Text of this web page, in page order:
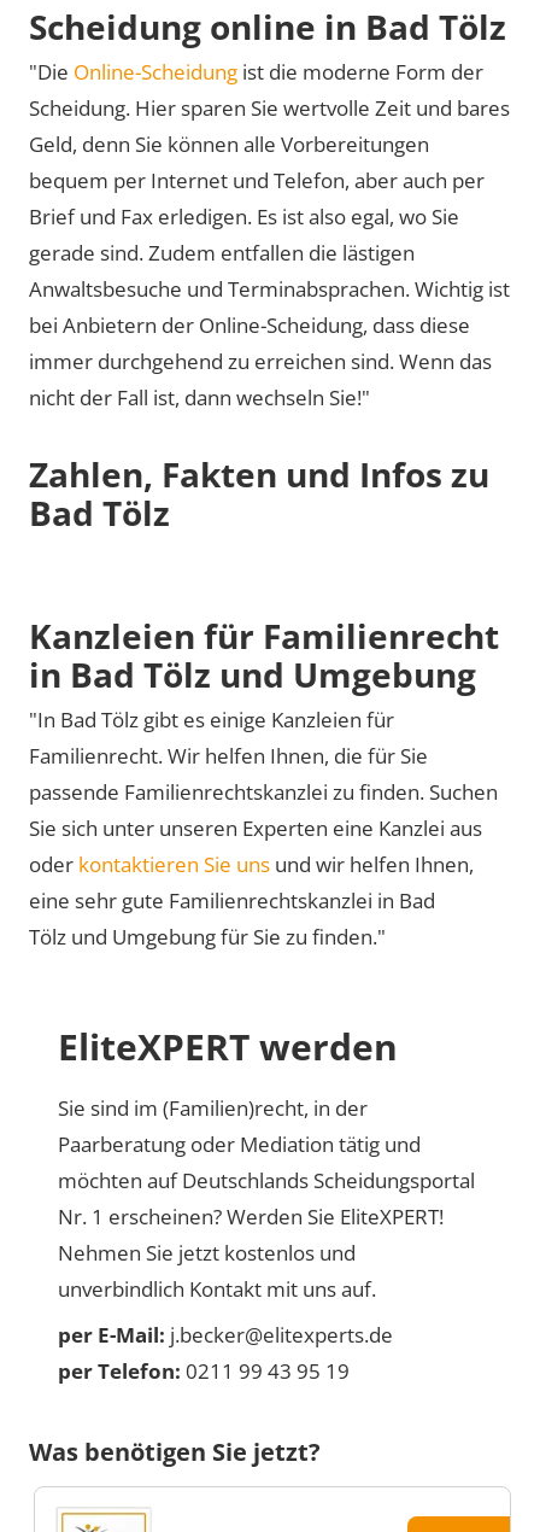
Scheidung online in Bad Tölz
"Die Online-Scheidung ist die moderne Form der
Scheidung. Hier sparen Sie wertvolle Zeit und bares
Geld, denn Sie können alle Vorbereitungen
bequem per Internet und Telefon, aber auch per
Brief und Fax erledigen. Es ist also egal, wo Sie
gerade sind. Zudem entfallen die lästigen
Anwaltsbesuche und Terminabsprachen. Wichtig ist
bei Anbietern der Online-Scheidung, dass diese
immer durchgehend zu erreichen sind. Wenn das
nicht der Fall ist, dann wechseln Sie!"
Zahlen, Fakten und Infos zu
Bad Tölz
Kanzleien für Familienrecht
in Bad Tölz und Umgebung
"In Bad Tölz gibt es einige Kanzleien für
Familienrecht. Wir helfen Ihnen, die für Sie
passende Familienrechtskanzlei zu finden. Suchen
Sie sich unter unseren Experten eine Kanzlei aus
oder kontaktieren Sie uns und wir helfen Ihnen,
eine sehr gute Familienrechtskanzlei in Bad
Tölz und Umgebung für Sie zu finden."
EliteXPERT werden
Sie sind im (Familien)recht, in der
Paarberatung oder Mediation tätig und
möchten auf Deutschlands Scheidungsportal
Nr. 1 erscheinen? Werden Sie EliteXPERT!
Nehmen Sie jetzt kostenlos und
unverbindlich Kontakt mit uns auf.
per E-Mail: j.becker@elitexperts.de
per Telefon: 0211 99 43 95 19
Was benötigen Sie jetzt?